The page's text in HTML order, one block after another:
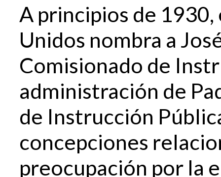
A principios de
Unidos nombra a
Comisionado de
administración de
de Instrucción
concepciones
preocupación por la